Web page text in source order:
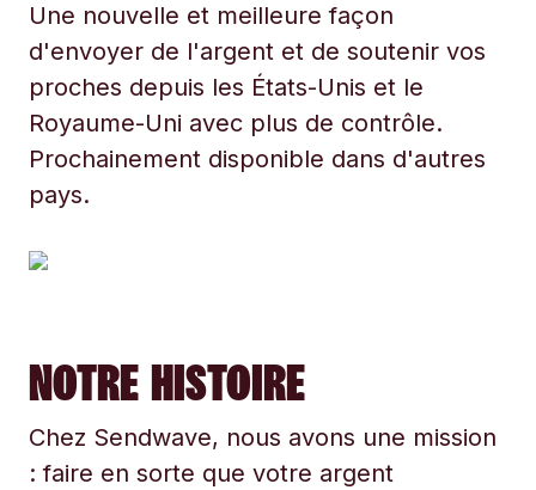
Une nouvelle et meilleure façon
d'envoyer de l'argent et de soutenir vos
proches depuis les États-Unis et le
Royaume-Uni avec plus de contrôle.
Prochainement disponible dans d'autres
pays.
NOTRE HISTOIRE
Chez Sendwave, nous avons une mission
: faire en sorte que votre argent